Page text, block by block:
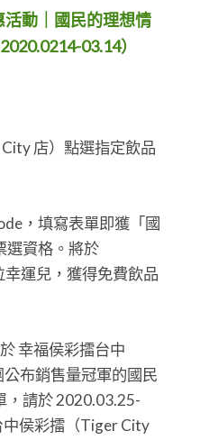
動｜國民的理想情
03.14）
店）點選指定飲品
，填寫表單即獲「國
選資格。將於
運兒，獲得免費飲品
幸福侯彩擂台中
公布銷售量冠軍的國民
，請於 2020.03.25-
侯彩擂（Tiger City